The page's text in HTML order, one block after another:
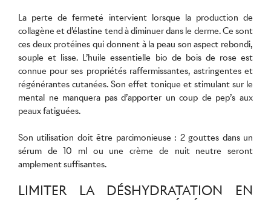
La perte de fermeté intervient lorsque la production de
collagène et d’élastine tend à diminuer dans le derme. Ce sont
ces deux protéines qui donnent à la peau son aspect rebondi,
souple et lisse. L’huile essentielle bio de bois de rose est
connue pour ses propriétés raffermissantes, astringentes et
régénérantes cutanées. Son effet tonique et stimulant sur le
mental ne manquera pas d’apporter un coup de pep’s aux
peaux fatiguées.
Son utilisation doit être parcimonieuse : 2 gouttes dans un
sérum de 10 ml ou une crème de nuit neutre seront
amplement suffisantes.
LIMITER LA DÉSHYDRATATION EN